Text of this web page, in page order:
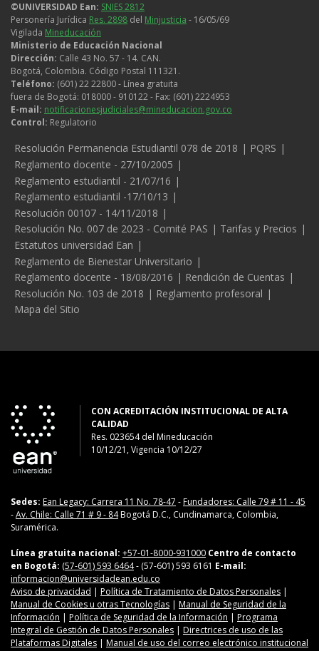
©UNIVERSIDAD Ean: SNIES 2812
Personería Jurídica Res. 2898 del Minjusticia - 16/05/69
Vigilada Mineducación
Ministerio de Educación Nacional
Dirección: Calle 43 No. 57 - 14. CAN.
Bogotá, Colombia. Código Postal 111321.
Teléfono: (601) 22 22800 - Línea gratuita
fuera de Bogotá: 018000 - 910122 - Fax: (601) 2224953
E-mail: notificacionesjudiciales@mineducacion.gov.co
Control: Regulatorio
Legales
Resolución Permanencia Estudiantil 078 de 2018
PQRS
Reglamento docente - 27/10/2005
Reglamento estudiantil - 21/07/16
Reglamento estudiantil -17/10/13
Resolución 00107 - 14/11/2018
Resolución No. 007 de 2023 - Comité PAS
Tarifas y Precios
Estatutos universidad Ean
Reglamento de Bienestar Universitario
Reglamento docente - 18/08/2016
Rendición de Cuentas
Resolución No. 103 de 2018
Reglamento profesoral
Mapa del Sitio
CON ACREDITACIÓN INSTITUCIONAL DE ALTA
CALIDAD
Res. 023654del Mineducación
10/12/21, Vigencia 10/12/27
Sedes: Ean Legacy: Carrera 11 No. 78-47 -Fundadores: Calle 79 # 11 - 45
-Av. Chile: Calle 71 # 9 - 84Bogotá D.C., Cundinamarca, Colombia,
Suramérica.
Línea gratuita nacional: +57-01-8000-931000 Centro de contacto
en Bogotá: (57-601) 593 6464- (57-601) 593 6161 E-mail:
informacion@universidadean.edu.co
Aviso de privacidad | Política de Tratamiento de Datos Personales |
Manual de Cookies u otras Tecnologías | Manual de Seguridad de la
Información | Política de Seguridad de la Información | Programa
Integral de Gestión de Datos Personales | Directrices de uso de las
Plataformas Digitales | Manual de uso del correo electrónico institucional